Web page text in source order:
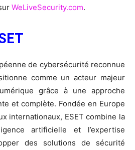
WeLiveSecurity.com.
de cybersécurité reconnue
comme un acteur majeur
grâce à une approche
et complète. Fondée en Europe
internationaux, ESET combine la
artificielle et l’expertise
des solutions de sécurité